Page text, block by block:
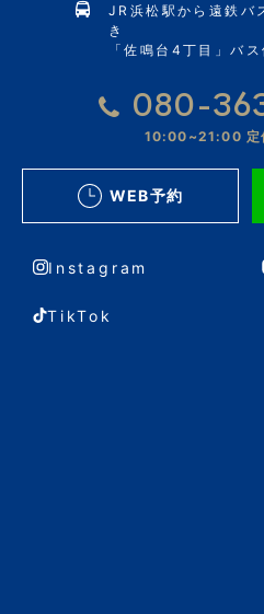
JR浜松駅から遠鉄バ
き
「佐鳴台4丁目」バ
080-
10:00~21:00
WEB予約
Instagram
TikTok